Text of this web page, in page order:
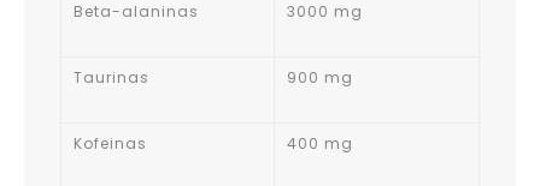
Beta-alaninas 3000 mg
Taurinas 900 mg
Kofeinas 400 mg